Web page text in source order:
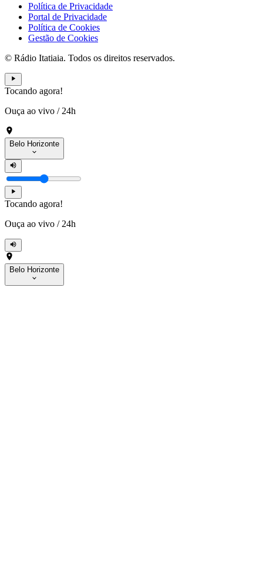
Política de Privacidade
Portal de Privacidade
Política de Cookies
Gestão de Cookies
© Rádio Itatiaia. Todos os direitos reservados.
Tocando agora!
Ouça ao vivo / 24h
Belo Horizonte
Tocando agora!
Ouça ao vivo / 24h
Belo Horizonte